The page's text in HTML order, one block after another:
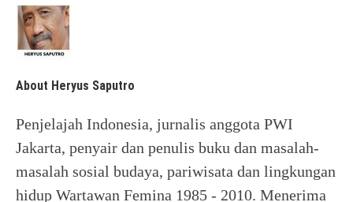
About Heryus Saputro
Penjelajah Indonesia, jurnalis anggota PWI
Jakarta, penyair dan penulis buku dan masalah-
masalah sosial budaya, pariwisata dan lingkungan
hidup Wartawan Femina 1985 - 2010. Menerima